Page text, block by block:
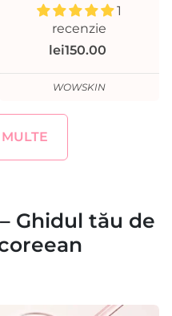
1
recenzie
lei150.00
WOWSKIN
Ghidul tău de